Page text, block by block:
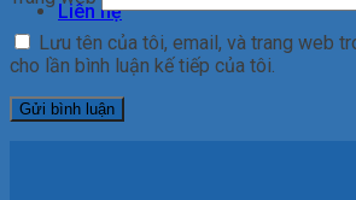
Liên hệ
Lưu tên của tôi, email, và trang web
cho lần bình luận kế tiếp của tôi.